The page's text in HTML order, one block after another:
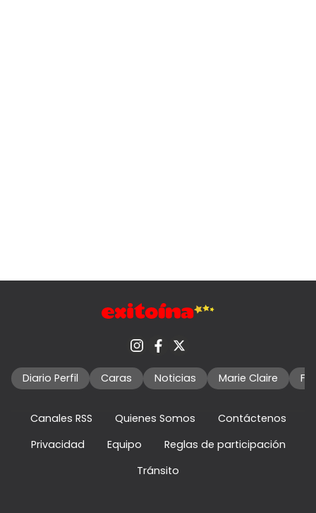
Diario Perfil Caras Noticias Marie Claire
Canales RSS Quienes Somos
Contáctenos
Privacidad
Equipo
Reglas de participación
Tránsito